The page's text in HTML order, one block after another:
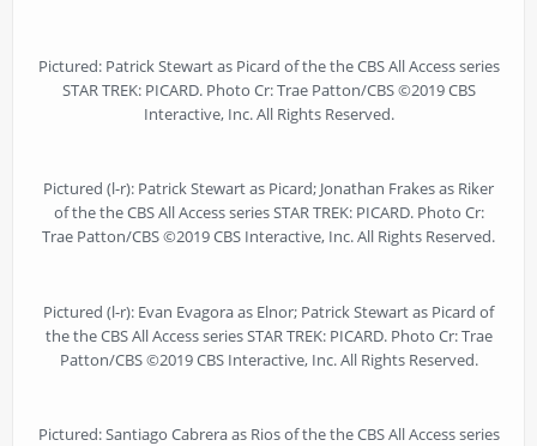
Pictured: Patrick Stewart as Picard of the the CBS All Access series
STAR TREK: PICARD. Photo Cr: Trae Patton/CBS ©2019 CBS
Interactive, Inc. All Rights Reserved.
Pictured (l-r): Patrick Stewart as Picard; Jonathan Frakes as Riker
of the the CBS All Access series STAR TREK: PICARD. Photo Cr:
Trae Patton/CBS ©2019 CBS Interactive, Inc. All Rights Reserved.
Pictured (l-r): Evan Evagora as Elnor; Patrick Stewart as Picard of
the the CBS All Access series STAR TREK: PICARD. Photo Cr: Trae
Patton/CBS ©2019 CBS Interactive, Inc. All Rights Reserved.
Pictured: Santiago Cabrera as Rios of the the CBS All Access series